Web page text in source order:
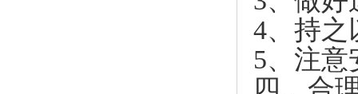
4、持之
5、注意